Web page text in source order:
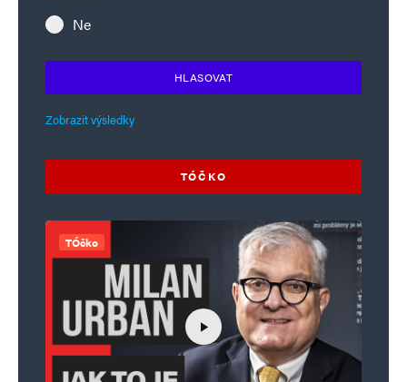
Ne
HLASOVAT
Zobrazit výsledky
TÓČKO
TÓčko